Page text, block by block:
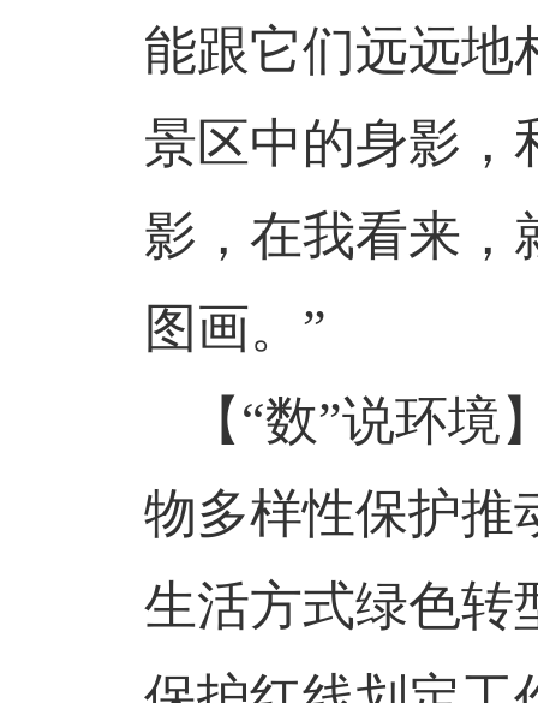
能跟它们远远地
景区中的身影，
影，在我看来，
图画。”
【 “数”说环境
物多样性保护推
生活方式绿色转